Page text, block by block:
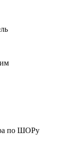
по ШОРу